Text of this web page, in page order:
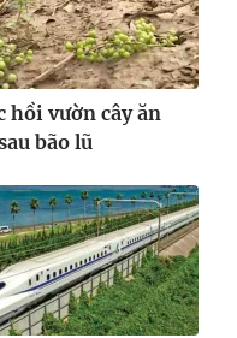
hồi vườn cây ăn
bão lũ